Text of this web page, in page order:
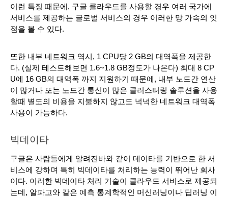
이런 특징 때문에, 구글 클라우드를 사용할 경우 여러 국가에
서비스를 제공하는 글로벌 서비스의 경우 이러한 망 가속의 잇
점을 볼 수 있다.
또한 내부 네트워크 역시, 1 CPU당 2 GB의 대역폭을 제공한
다. (실제 테스트해보면 1.6~1.8 GB정도가 나온다) 최대 8 CP
U에 16 GB의 대역폭 까지 지원하기 때문에, 내부 노드간 연산
이 많거나 또는 노드간 통신이 많은 클러스터링 솔루션을 사용
할때 별도의 비용을 지불하지 않고도 넉넉한 네트워크 대역폭
사용이 가능하다.
빅데이타
구글은 사람들에게 알려진바와 같이 데이타를 기반으로 한 서
비스에 강하며 특히 빅데이타를 처리하는 능력이 뛰어난 회사
이다. 이러한 빅데이타 처리 기술이 클라우드 서비스로 제공되
는데, 알파고와 같은 예측 통계학적인 머신러닝이나 딥러닝 이